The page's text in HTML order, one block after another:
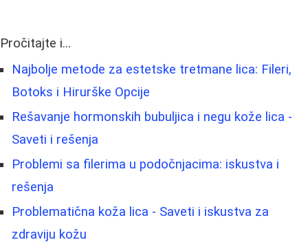
Pročitajte i...
Najbolje metode za estetske tretmane lica: Fileri,
Botoks i Hirurške Opcije
Rešavanje hormonskih bubuljica i negu kože lica -
Saveti i rešenja
Problemi sa filerima u podočnjacima: iskustva i
rešenja
Problematična koža lica - Saveti i iskustva za
zdraviju kožu